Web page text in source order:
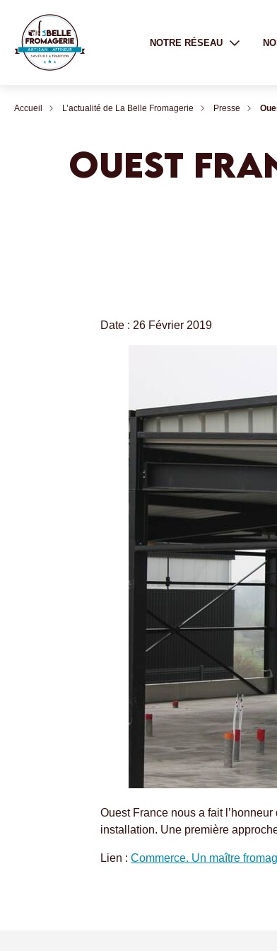
NOTRE RÉSEAU
Accueil L’actualité de La Belle Fromagerie Presse
OUEST
Date : 26 Février 2019
Ouest France nous a fait
installation. Une première
Lien : Commerce. Un maître